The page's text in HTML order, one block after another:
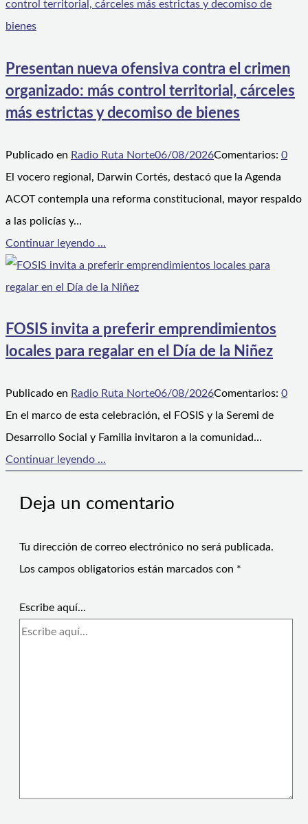
Presentan nueva ofensiva contra el crimen
organizado: más control territorial, cárceles
más estrictas y decomiso de bienes
Publicado en Radio Ruta Norte06/08/2026Comentarios: 0
El vocero regional, Darwin Cortés, destacó que la Agenda
ACOT contempla una reforma constitucional, mayor respaldo
a las policías y…
Continuar leyendo ...
FOSIS invita a preferir emprendimientos
locales para regalar en el Día de la Niñez
Publicado en Radio Ruta Norte06/08/2026Comentarios: 0
En el marco de esta celebración, el FOSIS y la Seremi de
Desarrollo Social y Familia invitaron a la comunidad…
Continuar leyendo ...
Deja un comentario
Tu dirección de correo electrónico no será publicada.
Los campos obligatorios están marcados con *
Escribe aquí...